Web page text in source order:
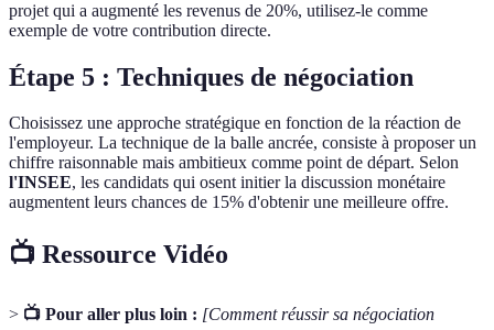
projet qui a augmenté les revenus de 20%, utilisez-le comme
exemple de votre contribution directe.
Étape 5 : Techniques de négociation
Choisissez une approche stratégique en fonction de la réaction de
l'employeur. La technique de la balle ancrée, consiste à proposer un
chiffre raisonnable mais ambitieux comme point de départ. Selon
l'INSEE, les candidats qui osent initier la discussion monétaire
augmentent leurs chances de 15% d'obtenir une meilleure offre.
📺 Ressource Vidéo
> 📺 Pour aller plus loin : [Comment réussir sa négociation